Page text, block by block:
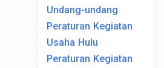
Undang-undang
Peraturan Kegiatan
Usaha Hulu
Peraturan Kegiatan